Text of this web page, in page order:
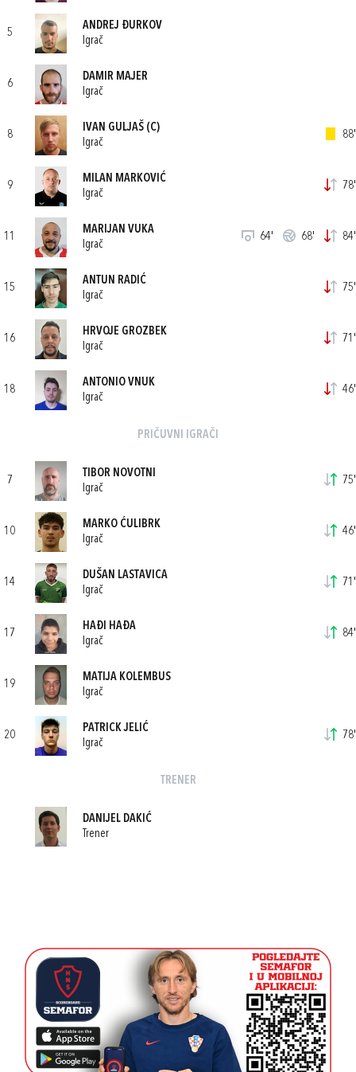
5
ANDREJ ĐURKOV
Igrač
6
DAMIR MAJER
Igrač
8
IVAN GULJAŠ (C)
Igrač
88'
9
MILAN MARKOVIĆ
Igrač
78'
11
MARIJAN VUKA
Igrač
64' 68' 84'
15
ANTUN RADIĆ
Igrač
75'
16
HRVOJE GROZBEK
Igrač
71'
18
ANTONIO VNUK
Igrač
46'
PRIČUVNI IGRAČI
7
TIBOR NOVOTNI
Igrač
75'
10
MARKO ĆULIBRK
Igrač
46'
14
DUŠAN LASTAVICA
Igrač
71'
17
HAĐI HAĐA
Igrač
84'
19
MATIJA KOLEMBUS
Igrač
20
PATRICK JELIĆ
Igrač
78'
TRENER
DANIJEL DAKIĆ
Trener